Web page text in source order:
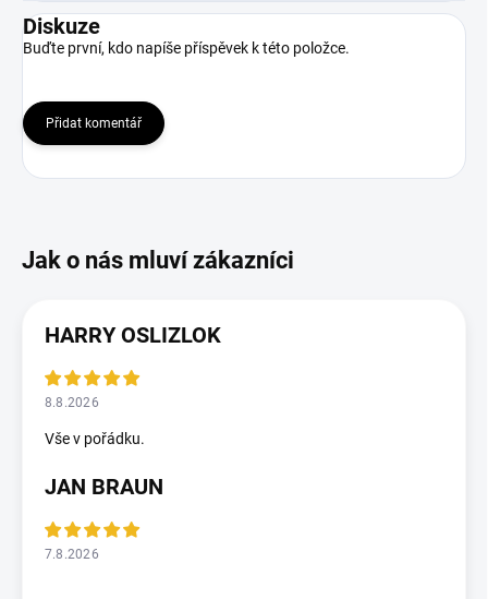
Diskuze
Buďte první, kdo napíše příspěvek k této položce.
Přidat komentář
HARRY OSLIZLOK
8.8.2026
Vše v pořádku.
JAN BRAUN
7.8.2026